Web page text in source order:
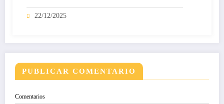
22/12/2025
PUBLICAR COMENTARIO
Comentarios